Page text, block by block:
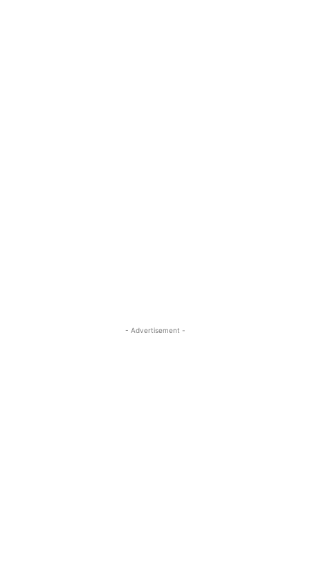
- Advertisement -